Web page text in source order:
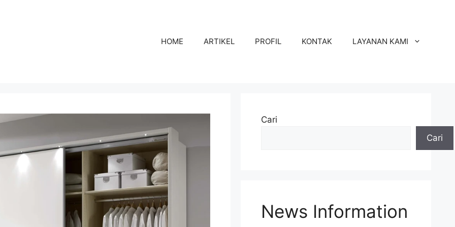
HOME ARTIKEL PROFIL KONTAK LAYANAN KAMI
Cari
Cari
News Information